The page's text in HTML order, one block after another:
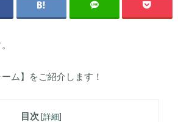
ム】をご紹介します！
目次 [詳細]